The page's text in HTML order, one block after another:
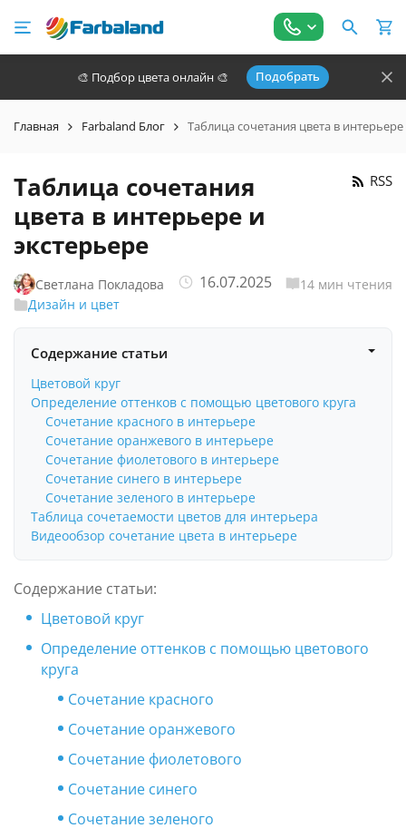
🎨 Подбор цвета онлайн 🎨 Подобрать
Главная Farbaland Блог Таблица сочетания цвета в интерьере
Таблица сочетания
цвета в интерьере и
экстерьере
RSS
Светлана Покладова 16.07.2025
14 мин чтения
Дизайн и цвет
Содержание статьи
Цветовой круг
Определение оттенков с помощью цветового круга
Сочетание красного в интерьере
Сочетание оранжевого в интерьере
Сочетание фиолетового в интерьере
Сочетание синего в интерьере
Сочетание зеленого в интерьере
Таблица сочетаемости цветов для интерьера
Видеообзор сочетание цвета в интерьере
Содержание статьи:
Цветовой круг
Определение оттенков с помощью цветового
круга
Сочетание красного
Сочетание оранжевого
Сочетание фиолетового
Сочетание синего
Сочетание зеленого